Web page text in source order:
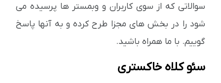
سوالاتی که از سوی کاربران و وبمستر ها پرسیده می
شود را در بخش های مجزا طرح کرده و به آنها پاسخ
گوییم. با ما همراه باشید.
سئو کلاه خاکستری